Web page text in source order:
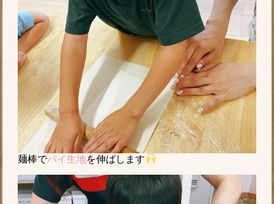
麺棒でパイ生地を伸ばします